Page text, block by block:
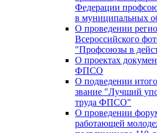
Федерации
в муниципальных
О проведении
Всероссийского
"Профсоюзы в
О проектах
ФПСО
О подведении
звание "Лучший
труда ФПСО"
О проведении
работающей